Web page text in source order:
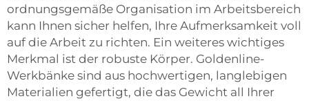
ordnungsgemäße Organisation im Arbeitsbereich
kann Ihnen sicher helfen, Ihre Aufmerksamkeit voll
auf die Arbeit zu richten. Ein weiteres wichtiges
Merkmal ist der robuste Körper. Goldenline-
Werkbänke sind aus hochwertigen, langlebigen
Materialien gefertigt, die das Gewicht all Ihrer